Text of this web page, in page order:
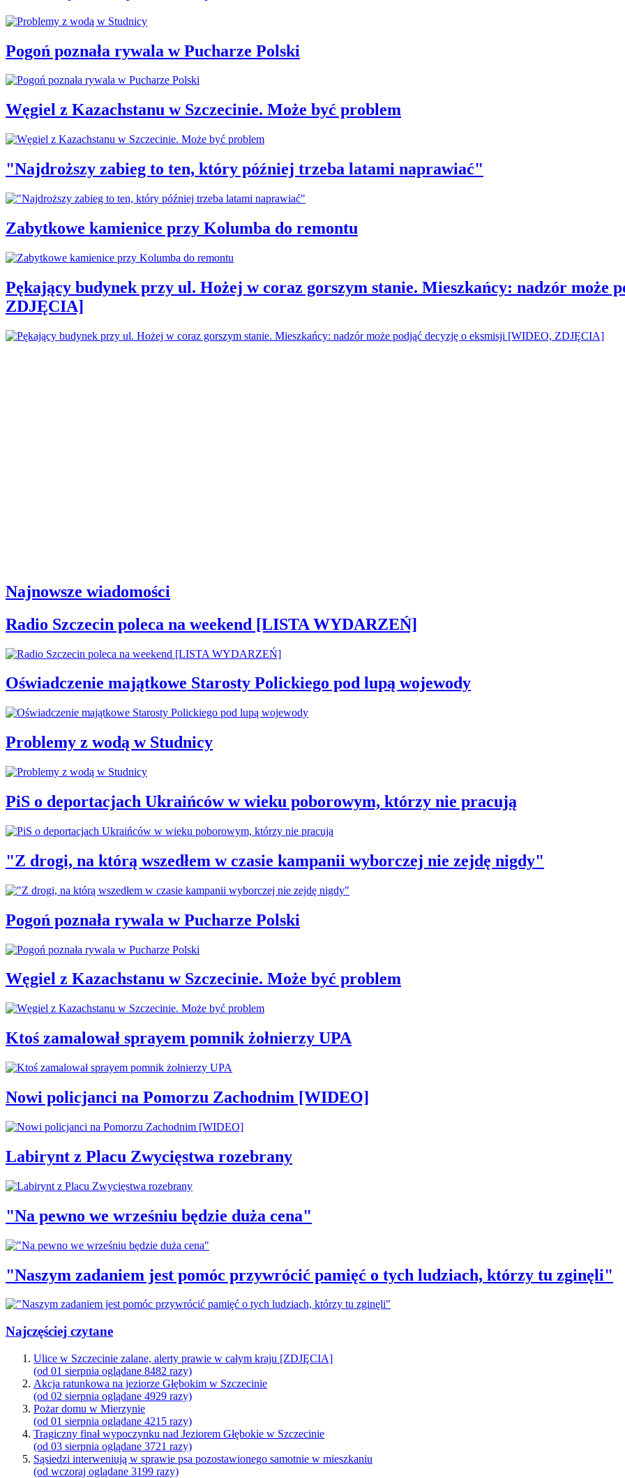
Pogoń poznała rywala w Pucharze Polski
Węgiel z Kazachstanu w Szczecinie. Może być problem
"Najdroższy zabieg to ten, który później trzeba latami naprawiać"
Zabytkowe kamienice przy Kolumba do remontu
Pękający budynek przy ul. Hożej w coraz gorszym stanie. Mieszkańcy: nadzór może
ZDJĘCIA]
Najnowsze wiadomości
Radio Szczecin poleca na weekend [LISTA WYDARZEŃ]
Oświadczenie majątkowe Starosty Polickiego pod lupą wojewody
Problemy z wodą w Studnicy
PiS o deportacjach Ukraińców w wieku poborowym, którzy nie pracują
"Z drogi, na którą wszedłem w czasie kampanii wyborczej nie zejdę nigdy"
Pogoń poznała rywala w Pucharze Polski
Węgiel z Kazachstanu w Szczecinie. Może być problem
Ktoś zamalował sprayem pomnik żołnierzy UPA
Nowi policjanci na Pomorzu Zachodnim [WIDEO]
Labirynt z Placu Zwycięstwa rozebrany
"Na pewno we wrześniu będzie duża cena"
"Naszym zadaniem jest pomóc przywrócić pamięć o tych ludziach, którzy tu zginęli"
Najczęściej czytane
Ulice w Szczecinie zalane, alerty prawie w całym kraju [ZDJĘCIA]
(od 01 sierpnia oglądane 8482 razy)
Akcja ratunkowa na jeziorze Głębokim w Szczecinie
(od 02 sierpnia oglądane 4929 razy)
Pożar domu w Mierzynie
(od 01 sierpnia oglądane 4215 razy)
Tragiczny finał wypoczynku nad Jeziorem Głębokie w Szczecinie
(od 03 sierpnia oglądane 3721 razy)
Sąsiedzi interweniują w sprawie psa pozostawionego samotnie w mieszkaniu
(od wczoraj oglądane 3199 razy)